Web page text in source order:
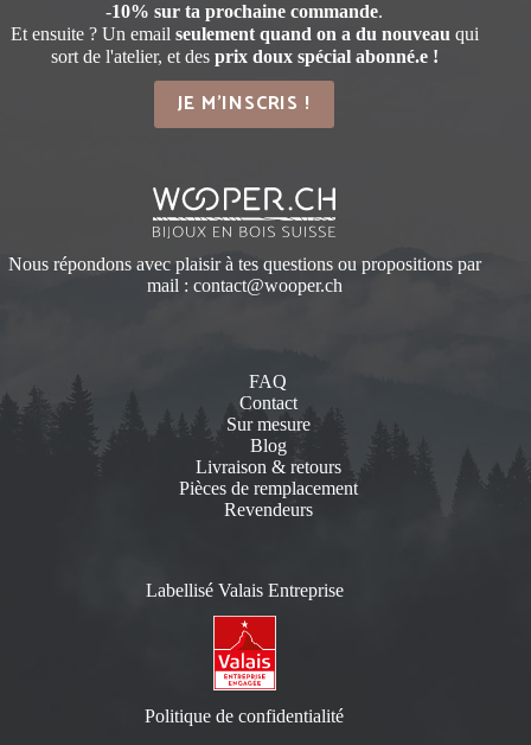
-10% sur ta prochaine commande.
Et ensuite ? Un email seulement quand on a du nouveau qui
sort de l'atelier, et des prix doux spécial abonné.e !
JE M'INSCRIS !
Nous répondons avec plaisir à tes questions ou propositions par
mail : contact@wooper.ch
FAQ
Contact
Sur mesure
Blog
Livraison & retours
Pièces de remplacement
Revendeurs
Labellisé Valais Entreprise
Politique de confidentialité